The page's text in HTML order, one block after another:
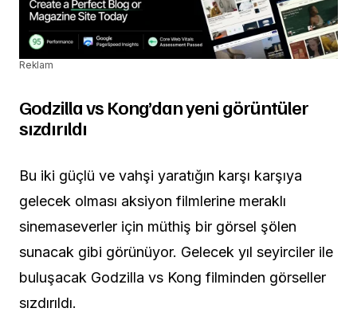
Reklam
Godzilla vs Kong’dan yeni görüntüler
sızdırıldı
Bu iki güçlü ve vahşi yaratığın karşı karşıya
gelecek olması aksiyon filmlerine meraklı
sinemaseverler için müthiş bir görsel şölen
sunacak gibi görünüyor. Gelecek yıl seyirciler ile
buluşacak Godzilla vs Kong filminden görseller
sızdırıldı.